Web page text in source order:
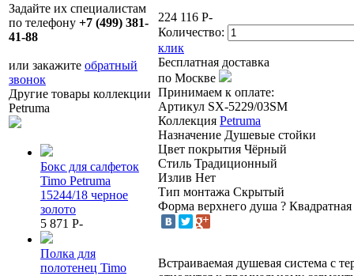
Задайте их специалистам
по телефону +7 (499) 381-
41-88
или закажите обратный
звонок
Другие товары коллекции
Petruma
Бокс для салфеток
Timo Petruma
15244/18 черное
золото
5 871 P-
Полка для
полотенец Timo
224 116 P-
Количество:
клик
Бесплатная доставка
по Москве
Принимаем к оплате:
Артикул SX-5229/03SM
Коллекция Petruma
Назначение Душевые стойки
Цвет покрытия Чёрный
Стиль Традиционный
Излив Нет
Тип монтажа Скрытый
Форма верхнего душа ? Квадратная
Встраиваемая душевая система с